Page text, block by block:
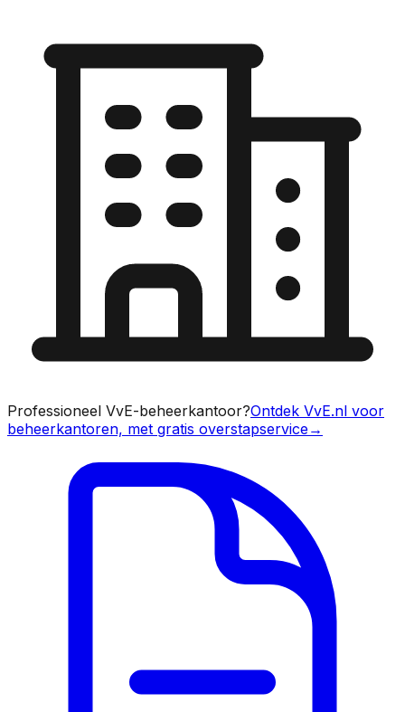
Professioneel VvE-beheerkantoor?Ontdek VvE.nl voor
beheerkantoren, met gratis overstapservice→